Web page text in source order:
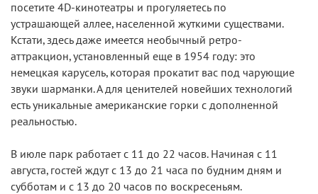
посетите 4D-кинотеатры и прогуляетесь по
устрашающей аллее, населенной жуткими существами.
Кстати, здесь даже имеется необычный ретро-
аттракцион, установленный еще в 1954 году: это
немецкая карусель, которая прокатит вас под чарующие
звуки шарманки. А для ценителей новейших технологий
есть уникальные американские горки с дополненной
реальностью.
В июле парк работает с 11 до 22 часов. Начиная с 11
августа, гостей ждут с 13 до 21 часа по будним дням и
субботам и с 13 до 20 часов по воскресеньям.